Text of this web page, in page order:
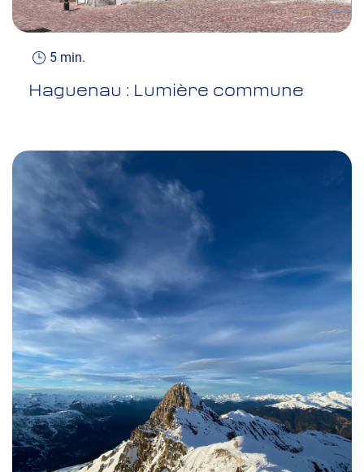
5 min.
Haguenau : Lumière commune